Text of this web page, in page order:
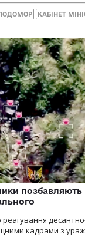
КАБІНЕТ
реагування
кадрами з